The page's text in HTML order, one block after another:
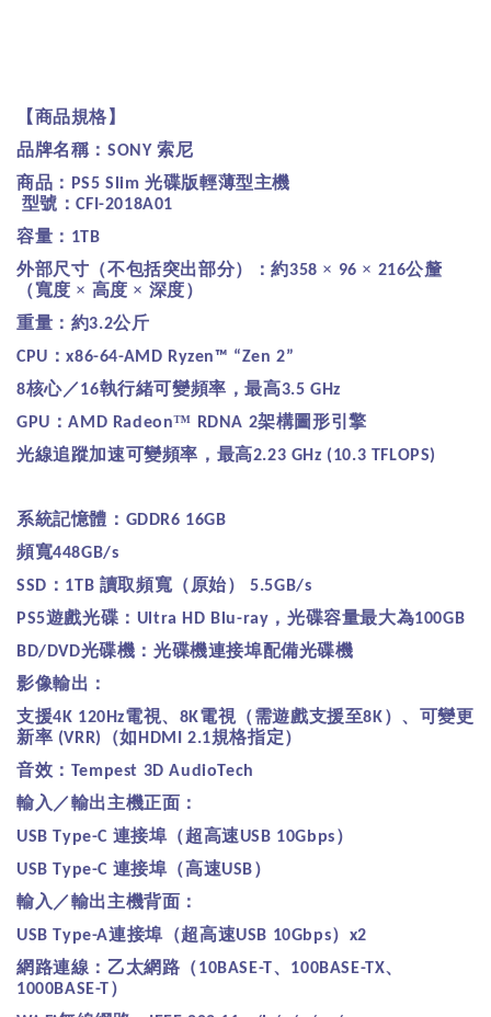
【商品規格】
品牌名稱： SONY 索尼
商品：
PS5 Slim光碟版輕薄型主機
型號：CFI-2018A01
容量： 1TB
外部尺寸（不包括突出部分）：約358 × 96 × 216公釐
（寬度 × 高度 × 深度）
重量：約3.2公斤
CPU ：x86-64-AMD Ryzen™ “Zen 2”
8核心／16執行緒可變頻率，最高3.5 GHz
GPU ：AMD Radeon™ RDNA 2架構圖形引擎
光線追蹤加速可變頻率，最高2.23 GHz (10.3 TFLOPS)
系統記憶體： GDDR6 16GB
頻寬448GB/s
SSD ： 1TB 讀取頻寬（原始）
5.5GB/s
PS5遊戲光碟： Ultra HD Blu-ray ，光碟容量最大為100GB
BD/DVD光碟機：光碟機連接埠配備光碟機
影像輸出：
支援4K 120Hz電視、 8K電視（需遊戲支援至8K）、可變更
新率 (VRR) （如 HDMI 2.1規格指定）
音效： Tempest 3D AudioTech
輸入／輸出主機正面：
USB Type-C 連接埠（超高速USB 10Gbps）
USB Type-C 連接埠（高速USB）
輸入／輸出主機背面：
USB Type-A連接埠（超高速USB 10Gbps） x2
網路連線：乙太網路（10BASE-T、 100BASE-TX、
1000BASE-T）